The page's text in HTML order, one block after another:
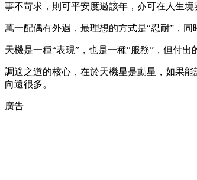
事不苛求，則可平安度過該年，亦可在人生境
萬一配偶有外遇，最理想的方式是“忍耐”，
天機是一種“表現”，也是一種“服務”，但付
調適之道的核心，在於天機星是動星，如果
向還很多。
廣告